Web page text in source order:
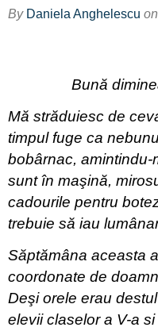
By Daniela Anghelescu on
Bună
Mă străduiesc de
timpul fuge ca
bobârnac,
sunt în maşină,
cadourile pentru
trebuie să iau
Săptămâna aceasta
coordonate de
Deşi orele erau
elevii claselor a V-a